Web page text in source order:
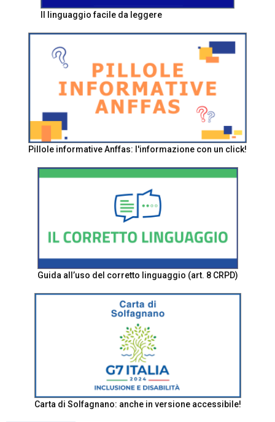
Il linguaggio facile da leggere
Pillole informative Anffas: l'informazione con un click!
Guida all’uso del corretto linguaggio (art. 8 CRPD)
Carta di Solfagnano: anche in versione accessibile!